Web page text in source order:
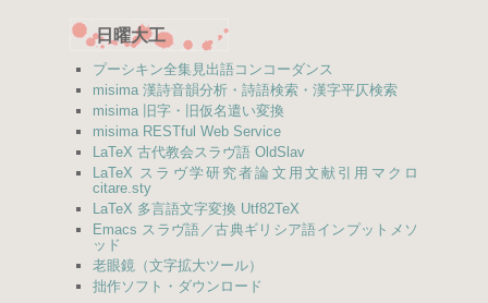
日曜大工
プーシキン全集見出語コンコーダンス
misima 漢詩音韻分析・詩語検索・漢字平仄検索
misima 旧字・旧仮名遣い変換
misima RESTful Web Service
LaTeX 古代教会スラヴ語 OldSlav
LaTeX スラヴ学研究者論文用文献引用マクロ
citare.sty
LaTeX 多言語文字変換 Utf82TeX
Emacs スラヴ語／古典ギリシア語インプットメソ
ッド
老眼鏡（文字拡大ツール）
拙作ソフト・ダウンロード